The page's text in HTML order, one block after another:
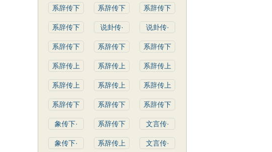
系辞传下 系辞传下 系辞传下
系辞传下 说卦传· 说卦传·
系辞传下 系辞传下 系辞传下
系辞传上 系辞传上 系辞传上
系辞传上 系辞传上 系辞传上
系辞传下 系辞传下 系辞传下
象传下· 系辞传下 文言传·
象传下· 系辞传上 文言传·